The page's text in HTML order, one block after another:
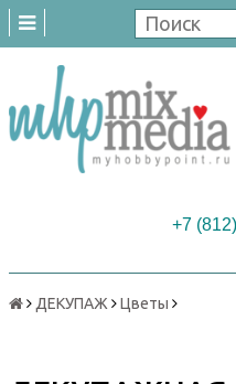
+7
ДЕКУПАЖ Цветы